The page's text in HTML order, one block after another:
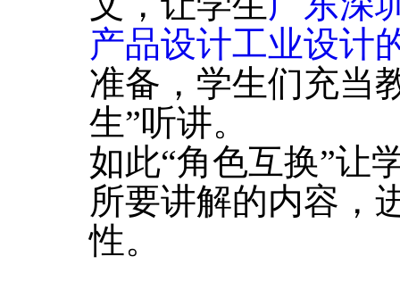
产品设计工业设计
准备，学生们充当
生”听讲。
如此“角色互换”让
所要讲解的内容，
性。